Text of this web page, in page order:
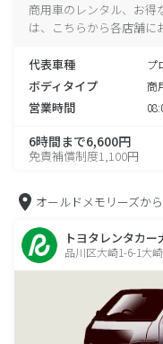
商用車のレンタル、お得
は、こちらから各店舗に
代表車種 プ
ボディタイプ 商
営業時間
6時間まで6,600円
免責補償制度1,100円
オールドメモリーズから
トヨタレンタカー
品川区大崎1-6-1大